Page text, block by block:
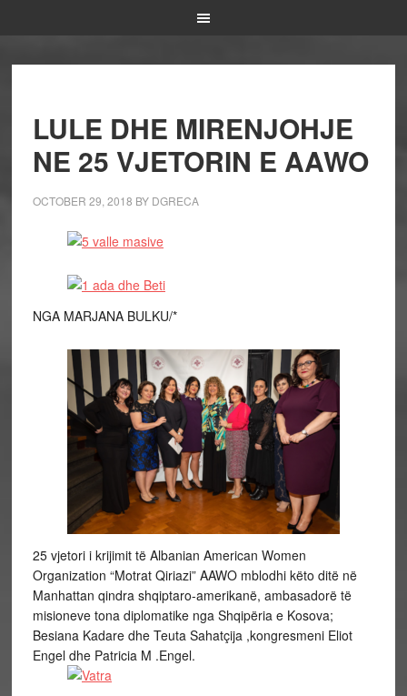
LULE DHE MIRENJOHJE
NE 25 VJETORIN E AAWO
OCTOBER 29, 2018 BY DGRECA
NGA MARJANA BULKU/*
25 vjetori i krijimit të Albanian American Women
Organization “Motrat Qiriazi” AAWO mblodhi këto ditë në
Manhattan qindra shqiptaro-amerikanë, ambasadorë të
misioneve tona diplomatike nga Shqipëria e Kosova;
Besiana Kadare dhe Teuta Sahatçija ,kongresmeni Eliot
Engel dhe Patricia M .Engel.